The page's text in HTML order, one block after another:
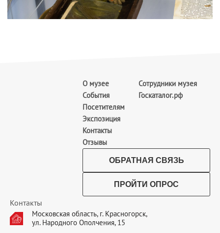
О музее
События
Посетителям
Экспозиция
Контакты
Отзывы
Сотрудники музея
Госкаталог.рф
ОБРАТНАЯ СВЯЗЬ
ПРОЙТИ ОПРОС
Контакты
Московская область, г. Красногорск,
ул. Народного Ополчения, 15